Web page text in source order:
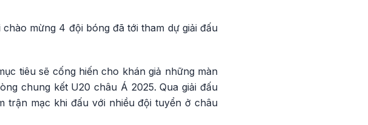
mừng 4 đội bóng đã tới tham dự giải đấu
tiêu sẽ cống hiến cho khán giả những màn
chung kết U20 châu Á 2025. Qua giải đấu
trận mạc khi đấu với nhiều đội tuyển ở châu